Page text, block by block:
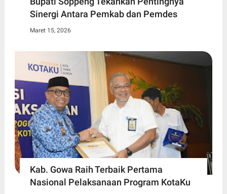
Sinergi Antara Pemkab dan Pemdes
Maret 15, 2026
Kab. Gowa Raih Terbaik Pertama
Nasional Pelaksanaan Program KotaKu